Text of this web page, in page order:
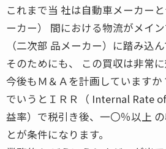
これまで当 社は自動車メーカー
ーカー） 間における物流がメイ
（二次部 品メーカー）に踏み込ん
そのためにも、 この買収は非常
今後もＭ＆Ａを計画しています
でいうとＩＲＲ（ Internal Rate
益率）で税引き後、一〇％以上
とが条件になります。